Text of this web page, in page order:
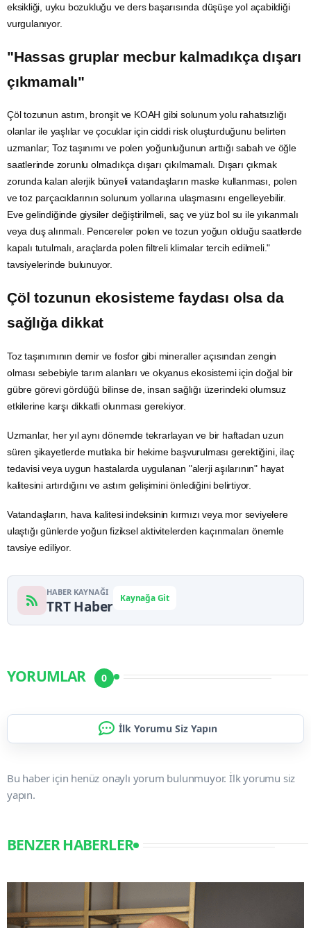
eksikliği, uyku bozukluğu ve ders başarısında düşüşe yol açabildiği
vurgulanıyor.
"Hassas gruplar mecbur kalmadıkça dışarı
çıkmamalı"
Çöl tozunun astım, bronşit ve KOAH gibi solunum yolu rahatsızlığı
olanlar ile yaşlılar ve çocuklar için ciddi risk oluşturduğunu belirten
uzmanlar; Toz taşınımı ve polen yoğunluğunun arttığı sabah ve öğle
saatlerinde zorunlu olmadıkça dışarı çıkılmamalı. Dışarı çıkmak
zorunda kalan alerjik bünyeli vatandaşların maske kullanması, polen
ve toz parçacıklarının solunum yollarına ulaşmasını engelleyebilir.
Eve gelindiğinde giysiler değiştirilmeli, saç ve yüz bol su ile yıkanmalı
veya duş alınmalı. Pencereler polen ve tozun yoğun olduğu saatlerde
kapalı tutulmalı, araçlarda polen filtreli klimalar tercih edilmeli."
tavsiyelerinde bulunuyor.
Çöl tozunun ekosisteme faydası olsa da
sağlığa dikkat
Toz taşınımının demir ve fosfor gibi mineraller açısından zengin
olması sebebiyle tarım alanları ve okyanus ekosistemi için doğal bir
gübre görevi gördüğü bilinse de, insan sağlığı üzerindeki olumsuz
etkilerine karşı dikkatli olunması gerekiyor.
Uzmanlar, her yıl aynı dönemde tekrarlayan ve bir haftadan uzun
süren şikayetlerde mutlaka bir hekime başvurulması gerektiğini, ilaç
tedavisi veya uygun hastalarda uygulanan "alerji aşılarının" hayat
kalitesini artırdığını ve astım gelişimini önlediğini belirtiyor.
Vatandaşların, hava kalitesiindeksinin kırmızı veya mor seviyelere
ulaştığı günlerde yoğun fiziksel aktivitelerden kaçınmaları önemle
tavsiye ediliyor.
HABER KAYNAĞI
TRT Haber Kaynağa Git
YORUMLAR 0
İlk Yorumu Siz Yapın
Bu haber için henüz onaylı yorum bulunmuyor. İlk yorumu siz
yapın.
BENZER HABERLER